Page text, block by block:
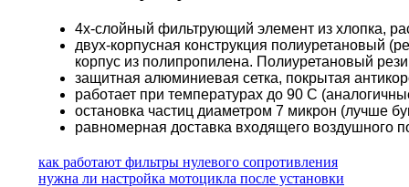
4х-слойный фильтрующий элемент из хлопка,
двух-корпусная конструкция полиуретановый
корпус из полипропилена. Полиуретановый
защитная алюминиевая сетка, покрытая
работает при температурах до 90 С
остановка частиц диаметром 7 микрон (лучше
равномерная доставка входящего воздушного
как работают фильтры нулевого сопротивления
нужна ли настройка мотоцикла после установки